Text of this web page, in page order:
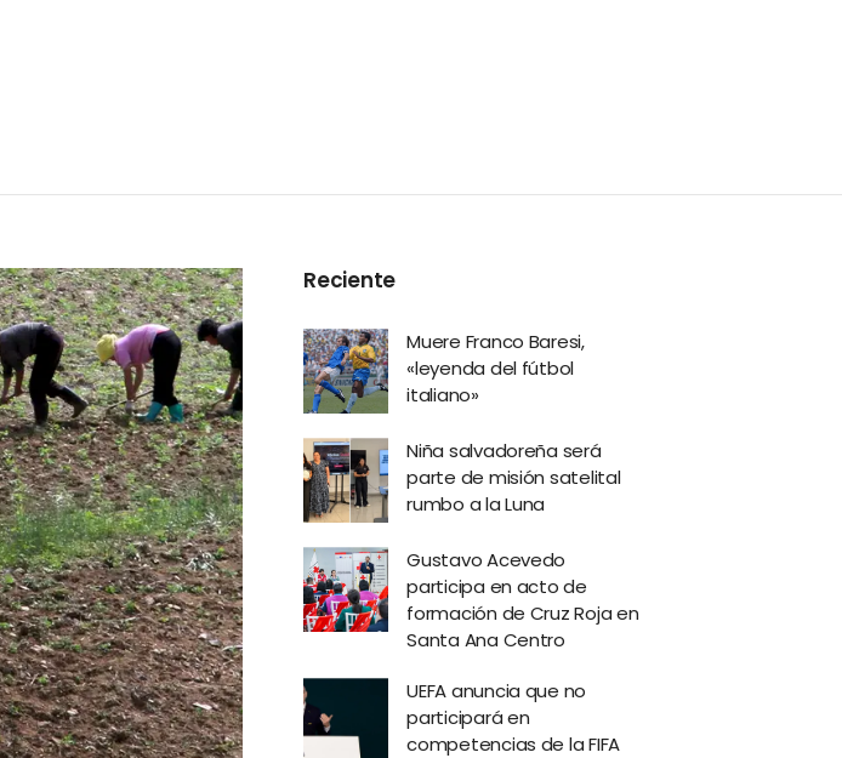
Reciente
Muere Franco Baresi,
«leyenda del fútbol
italiano»
Niña salvadoreña será
parte de misión satelital
rumbo a la Luna
Gustavo Acevedo
participa en acto de
formación de Cruz Roja en
Santa Ana Centro
UEFA anuncia que no
participará en
competencias de la FIFA